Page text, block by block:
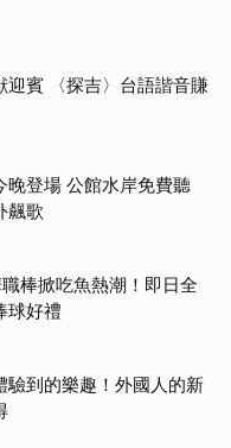
迎賓 〈探吉〉台語諧音賺
晚登場 公館水岸免費聽
飆歌
棒掀吃魚熱潮！即日全
球好禮
驗到的樂趣！外國人的新